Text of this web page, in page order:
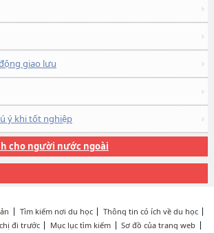
giao lưu
ý khi tốt nghiệp
cho người nước ngoài
Tìm kiếm nơi du học
Thông tin có ích về du học
đi trước
Mục lục tìm kiếm
Sơ đồ của trang web